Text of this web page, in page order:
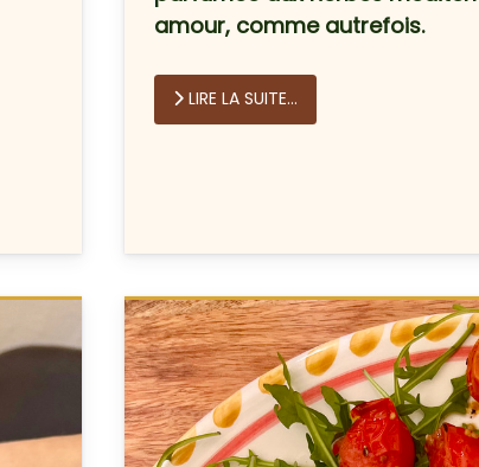
amour, comme autrefois.
LIRE LA SUITE...